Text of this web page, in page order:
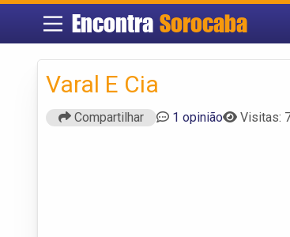
Encontra Sorocaba
Varal E Cia
Compartilhar 1 opinião Visitas: